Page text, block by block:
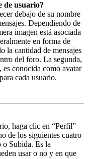
de usuario?
debajo de su nombre
Dependiendo de
imagen está asociada
en forma de
la cantidad de mensajes
del foro. La segunda,
es conocida como avatar
cada usuario.
haga clic en “Perfil”
de los siguientes cuatro
o Subida. Es la
usar o no y en que